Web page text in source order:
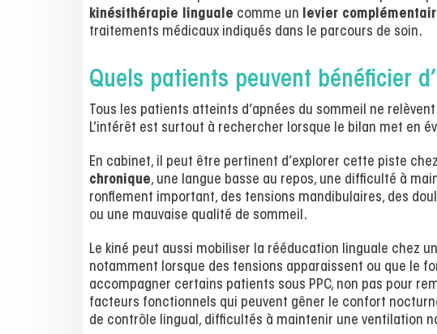
kinésithérapie linguale comme un levier
traitements médicaux indiqués dans le parcours de soin.
Quels patients peuvent bénéficier
Tous les patients atteints d’apnées du sommeil ne
L’intérêt est surtout à rechercher lorsque le bilan met en
En cabinet, il peut être pertinent d’explorer cette piste
chronique, une langue basse au repos, une difficulté à
ronflement important, des tensions mandibulaires, des
ou une mauvaise qualité de sommeil.
Le kiné peut aussi mobiliser la rééducation linguale chez
notamment lorsque des tensions apparaissent ou que le
accompagner certains patients sous PPC, non pas pour
facteurs fonctionnels qui peuvent gêner le confort
de contrôle lingual, difficultés à maintenir une ventilation